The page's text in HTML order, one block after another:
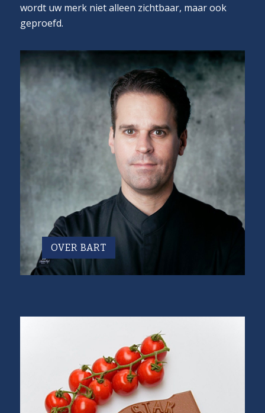
wordt uw merk niet alleen zichtbaar, maar ook
geproefd.
OVER BART